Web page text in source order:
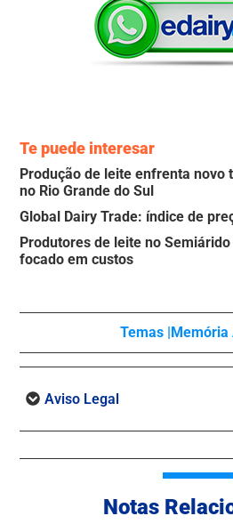
Te puede interesar
Produção de leite enfrenta novo
no Rio Grande do Sul
Global Dairy Trade: índice de
Produtores de leite no
focado em custos
Temas |Memória
Aviso Legal
Notas